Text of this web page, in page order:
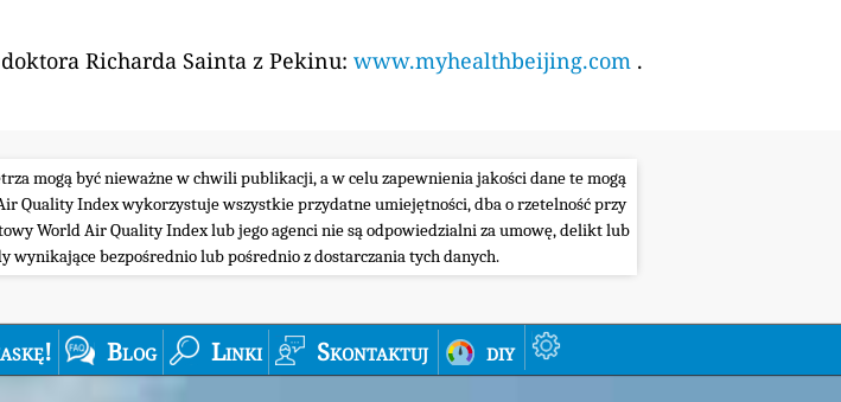
Richarda Sainta z Pekinu: www.myhealthbeijing.com .
mogą być nieważne w chwili publikacji, a w celu zapewnienia jakości dane te mogą
Quality Index wykorzystuje wszystkie przydatne umiejętności, dba o rzetelność przy
World Air Quality Index lub jego agenci nie są odpowiedzialni za umowę, delikt lub
bezpośrednio lub pośrednio z dostarczania tych danych.
Blog Linki Skontaktuj diy